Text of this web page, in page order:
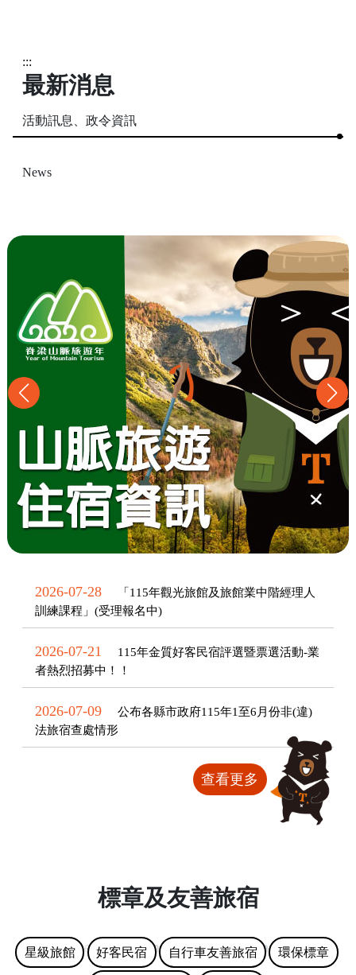
:::
最新消息
活動訊息、政令資訊
News
2026-07-28
「115年觀光旅館及旅館業中階經理人
訓練課程」(受理報名中)
2026-07-21
115年金質好客民宿評選暨票選活動-業
者熱烈招募中！！
2026-07-09
公布各縣市政府115年1至6月份非(違)
法旅宿查處情形
查看更多
標章及友善旅宿
星級旅館 好客民宿 自行車友善旅宿 環保標章